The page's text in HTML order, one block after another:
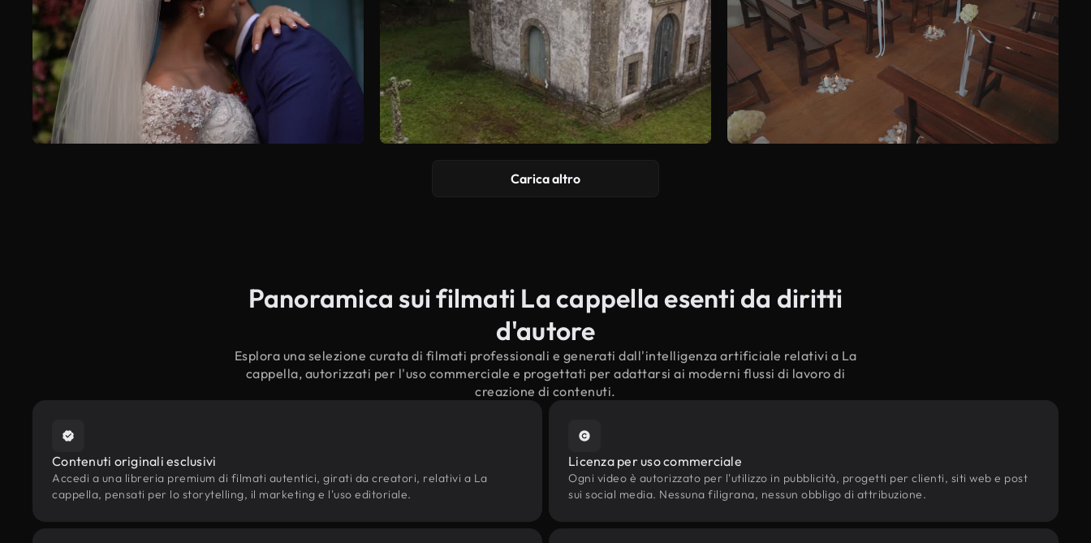
Carica altro
Panoramica sui filmati La cappella esenti da diritti
d'autore
Esplora una selezione curata di filmati professionali e generati dall'intelligenza artificiale relativi a La
cappella, autorizzati per l'uso commerciale e progettati per adattarsi ai moderni flussi di lavoro di
creazione di contenuti.
Contenuti originali esclusivi
Accedi a una libreria premium di filmati autentici, girati da creatori, relativi a La
cappella, pensati per lo storytelling, il marketing e l'uso editoriale.
Licenza per uso commerciale
Ogni video è autorizzato per l'utilizzo in pubblicità, progetti per clienti, siti web e post
sui social media. Nessuna filigrana, nessun obbligo di attribuzione.